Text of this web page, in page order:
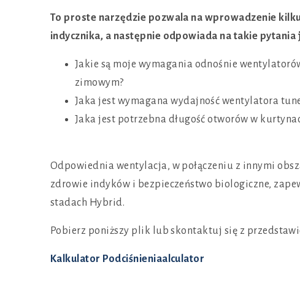
To proste narzędzie pozwala na wprowadzenie
indycznika, a następnie odpowiada na takie pytania
Jakie są moje wymagania odnośnie
zimowym?
Jaka jest wymagana wydajność wentylatora
Jaka jest potrzebna długość otworów w
Odpowiednia wentylacja, w połączeniu z innymi
zdrowie indyków i bezpieczeństwo biologiczne,
stadach Hybrid.
Pobierz poniższy plik lub skontaktuj się z
Kalkulator Podciśnieniaalculator